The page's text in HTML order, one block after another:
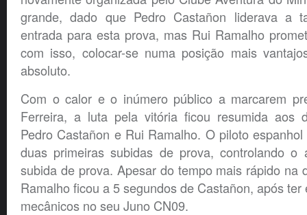
grande, dado que Pedro Castañon liderava a
entrada para esta prova, mas Rui Ramalho
com isso, colocar-se numa posição mais
absoluto.
Com o calor e o inúmero público a marcarem
Ferreira, a luta pela vitória ficou resumida aos
Pedro Castañon e Rui Ramalho. O piloto
duas primeiras subidas de prova, controlando o
subida de prova. Apesar do tempo mais rápido na
Ramalho ficou a 5 segundos de Castañon, após
mecânicos no seu Juno CN09.